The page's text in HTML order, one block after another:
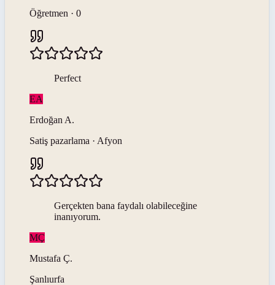
Öğretmen · 0
Perfect
EA
Erdoğan A.
Satiş pazarlama · Afyon
Gerçekten bana faydalı olabileceğine
inanıyorum.
MÇ
Mustafa Ç.
Şanlıurfa